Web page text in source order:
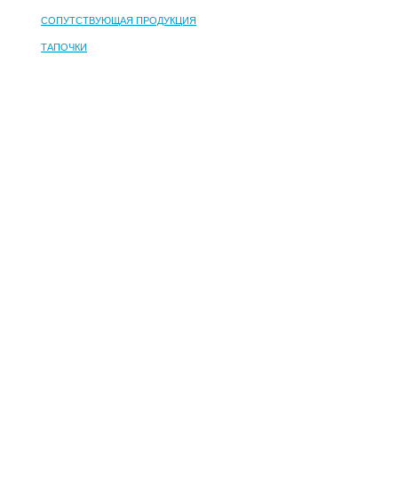
СОПУТСТВУЮЩАЯ ПРОДУКЦИЯ
ТАПОЧКИ